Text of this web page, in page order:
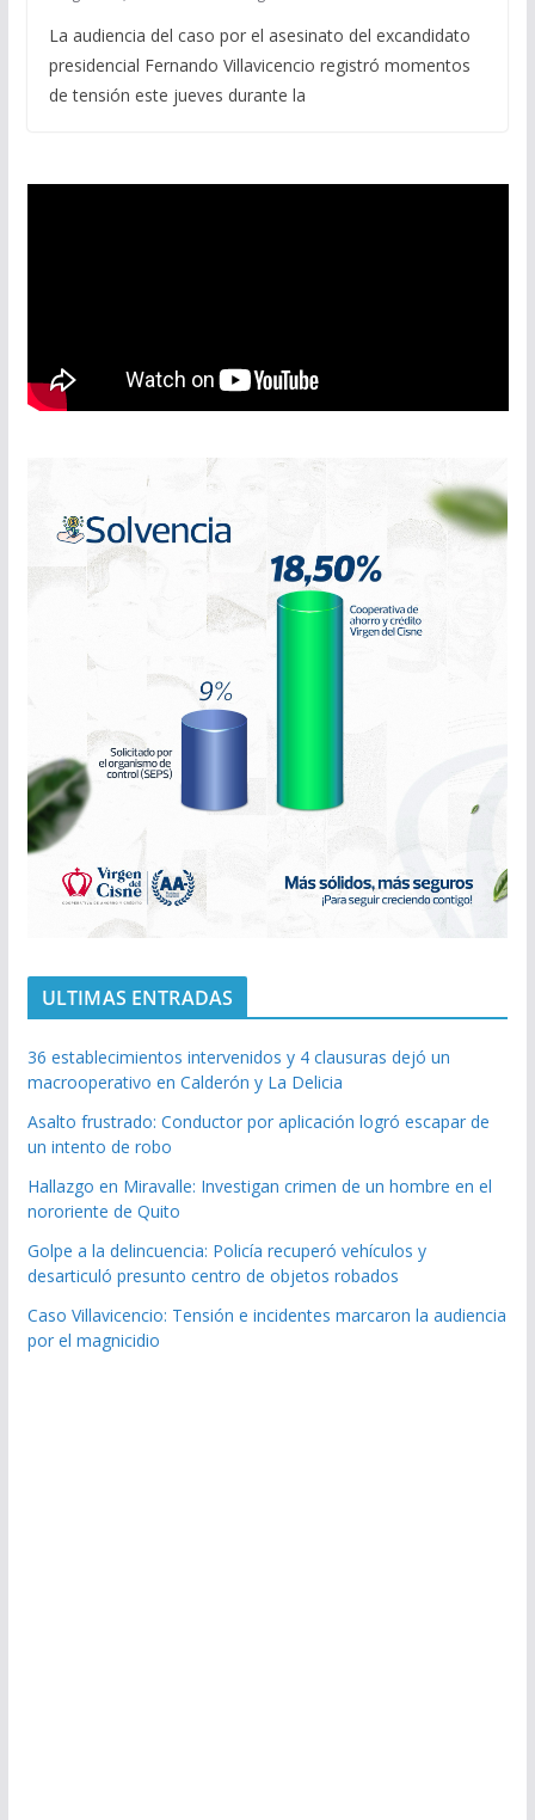
La audiencia del caso por el asesinato del excandidato
presidencial Fernando Villavicencio registró momentos
de tensión este jueves durante la
ULTIMAS ENTRADAS
36 establecimientos intervenidos y 4 clausuras dejó un
macrooperativo en Calderón y La Delicia
Asalto frustrado: Conductor por aplicación logró escapar de
un intento de robo
Hallazgo en Miravalle: Investigan crimen de un hombre en el
nororiente de Quito
Golpe a la delincuencia: Policía recuperó vehículos y
desarticuló presunto centro de objetos robados
Caso Villavicencio: Tensión e incidentes marcaron la audiencia
por el magnicidio